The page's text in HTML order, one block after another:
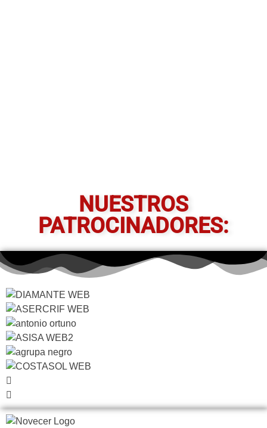
NUESTROS
PATROCINADORES: